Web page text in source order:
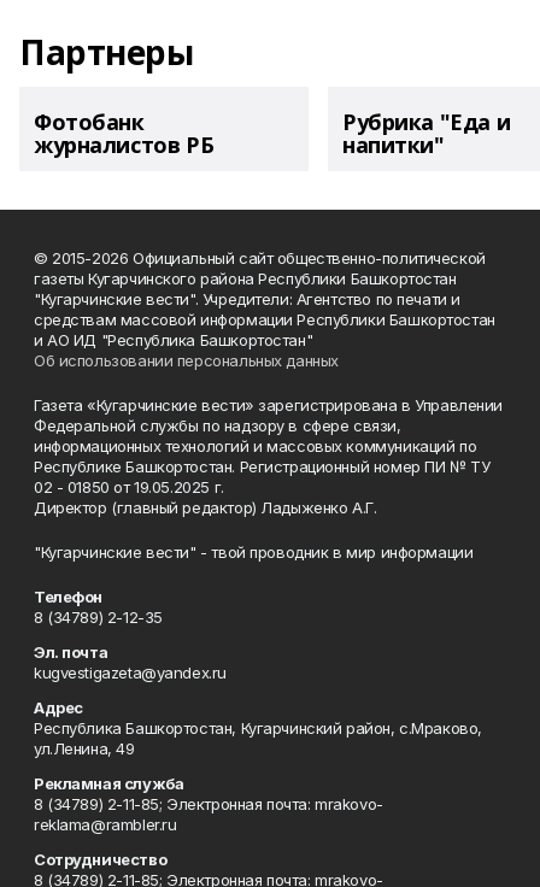
Партнеры
Фотобанк
журналистов РБ
Рубрика "Еда и
напитки"
© 2015-2026 Официальный сайт общественно-политической
газеты Кугарчинского района Республики Башкортостан
"Кугарчинские вести". Учредители: Агентство по печати и
средствам массовой информации Республики Башкортостан
и АО ИД "Республика Башкортостан"
Об использовании персональных данных
Газета «Кугарчинские вести» зарегистрирована в Управлении
Федеральной службы по надзору в сфере связи,
информационных технологий и массовых коммуникаций по
Республике Башкортостан. Регистрационный номер ПИ № ТУ
02 - 01850 от 19.05.2025 г.
Директор (главный редактор) Ладыженко А.Г.
"Кугарчинские вести" - твой проводник в мир информации
Телефон
8 (34789) 2-12-35
Эл. почта
kugvestigazeta@yandex.ru
Адрес
Республика Башкортостан, Кугарчинский район, с.Мраково,
ул.Ленина, 49
Рекламная служба
8 (34789) 2-11-85; Электронная почта: mrakovo-
reklama@rambler.ru
Сотрудничество
8 (34789) 2-11-85; Электронная почта: mrakovo-